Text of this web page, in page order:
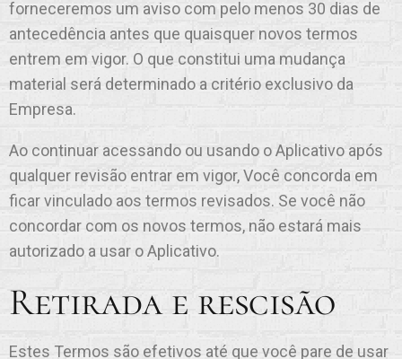
forneceremos um aviso com pelo menos 30 dias de
antecedência antes que quaisquer novos termos
entrem em vigor. O que constitui uma mudança
material será determinado a critério exclusivo da
Empresa.
Ao continuar acessando ou usando o Aplicativo após
qualquer revisão entrar em vigor, Você concorda em
ficar vinculado aos termos revisados. Se você não
concordar com os novos termos, não estará mais
autorizado a usar o Aplicativo.
Retirada e rescisão
Estes Termos são efetivos até que você pare de usar